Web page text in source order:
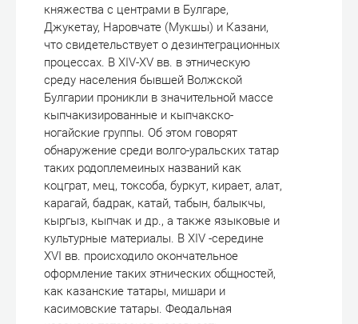
княжества с центрами в Булгаре,
Джукетау, Наровчате (Мукшы) и Казани,
что свидетельствует о дезинтеграционных
процессах. В XIV-XV вв. в этническую
среду населения бывшей Волжской
Булгарии проникли в значительной массе
кыпчакизированные и кыпчакско-
ногайские группы. Об этом говорят
обнаружение среди волго-уральских татар
таких родоплемеиных названий как
коцграт, мец, токсоба, буркут, кирает, алат,
карагай, бадрак, катай, табын, балыкчы,
кыргыз, кыпчак и др., а также языковые и
культурные материалы. В XIV -середине
XVI вв. происходило окончательное
оформление таких этнических общностей,
как казанские татары, мишари и
касимовские татары. Феодальная